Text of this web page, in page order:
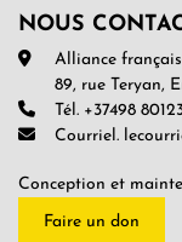
NOUS
Alliance
89, rue Teryan,
Tél. +37498
Courriel.
Conception et
Faire un don